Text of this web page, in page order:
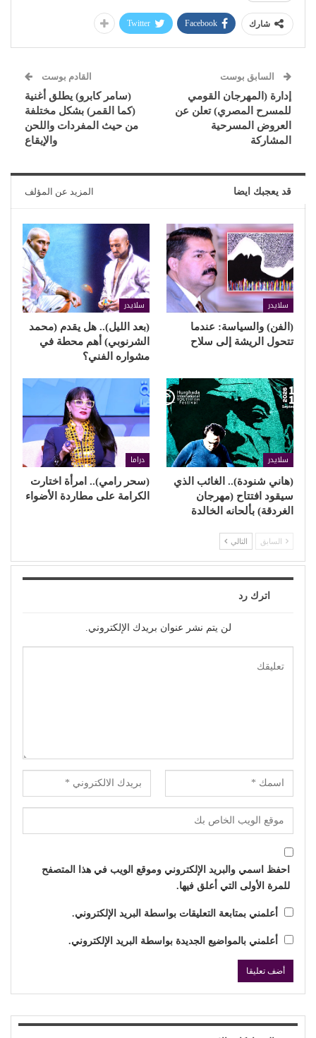
شارك Facebook
Twitter
السابق بوست
إدارة (المهرجان القومي
للمسرح المصري) تعلن عن
العروض المسرحية
المشاركة
القادم بوست
(سامر كابرو) يطلق أغنية
(كما القمر) بشكل مختلفة
من حيث المفردات واللحن
والإيقاع
قد يعجبك ايضا المزيد عن المؤلف
سلايدر
(الفن) والسياسة: عندما
تتحول الريشة إلى سلاح
سلايدر
(بعد الليل).. هل يقدم (محمد
الشرنوبي) أهم محطة في
مشواره الفني؟
سلايدر
(هاني شنودة).. الغائب الذي
سيقود افتتاح (مهرجان
الغردقة) بألحانه الخالدة
دراما
(سحر رامي).. امرأة اختارت
الكرامة على مطاردة الأضواء
السابق التالي
اترك رد
لن يتم نشر عنوان بريدك الإلكتروني.
احفظ اسمي والبريد الإلكتروني وموقع الويب في هذا المتصفح
للمرة الأولى التي أعلق فيها.
أعلمني بمتابعة التعليقات بواسطة البريد الإلكتروني.
أعلمني بالمواضيع الجديدة بواسطة البريد الإلكتروني.